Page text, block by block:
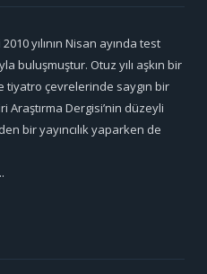
yılının Nisan ayında test
buluşmuştur. Otuz yılı aşkın bir
tiyatro çevrelerinde saygın bir
Dergisi’nin düzeyli
bir yayıncılık yaparken de